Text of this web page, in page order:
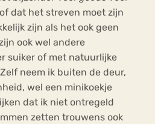
dat het streven moet zijn
zijn als het ook geen
ook wel andere
suiker of met natuurlijke
neem ik buiten de deur,
wel een minikoekje
dat ik niet ontregeld
zetten trouwens ook